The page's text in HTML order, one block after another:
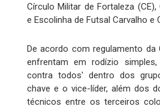
Círculo Militar de Fortaleza (CE),
e Escolinha de Futsal Carvalho e
De acordo com regulamento da
enfrentam em rodízio
contra todos' dentro dos
chave e o vice-líder, além dos
técnicos entre os terceiros